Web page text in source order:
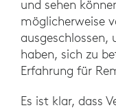
und sehen
möglicherweise
ausgeschlossen,
haben, sich zu
Erfahrung für
Es ist klar, dass